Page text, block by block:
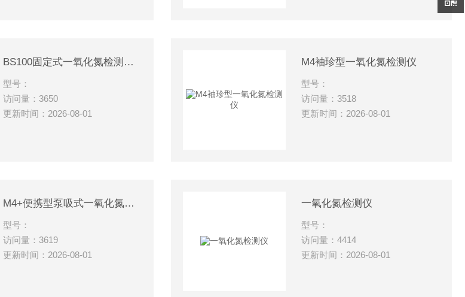
BS100固定式一氧化氮检测变送器（非防爆型,现场浓度显示，声光报警）
型号：
访问量：3650
更新时间：2026-08-01
M4袖珍型一氧化氮检测仪
型号：
访问量：3518
更新时间：2026-08-01
M4+便携型泵吸式一氧化氮检测仪（250PPM）
型号：
访问量：3619
更新时间：2026-08-01
一氧化氮检测仪
型号：
访问量：4414
更新时间：2026-08-01